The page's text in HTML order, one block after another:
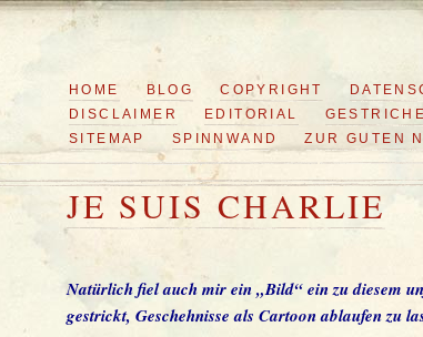
HOME BLOG COPYRIGHT
DISCLAIMER
EDITORIAL
SITEMAP
SPINNWAND ZUR GUTEN
JE SUIS CHARLIE
Natürlich fiel auch mir ein „Bild“ ein zu diesem
gestrickt, Geschehnisse als Cartoon ablaufen zu